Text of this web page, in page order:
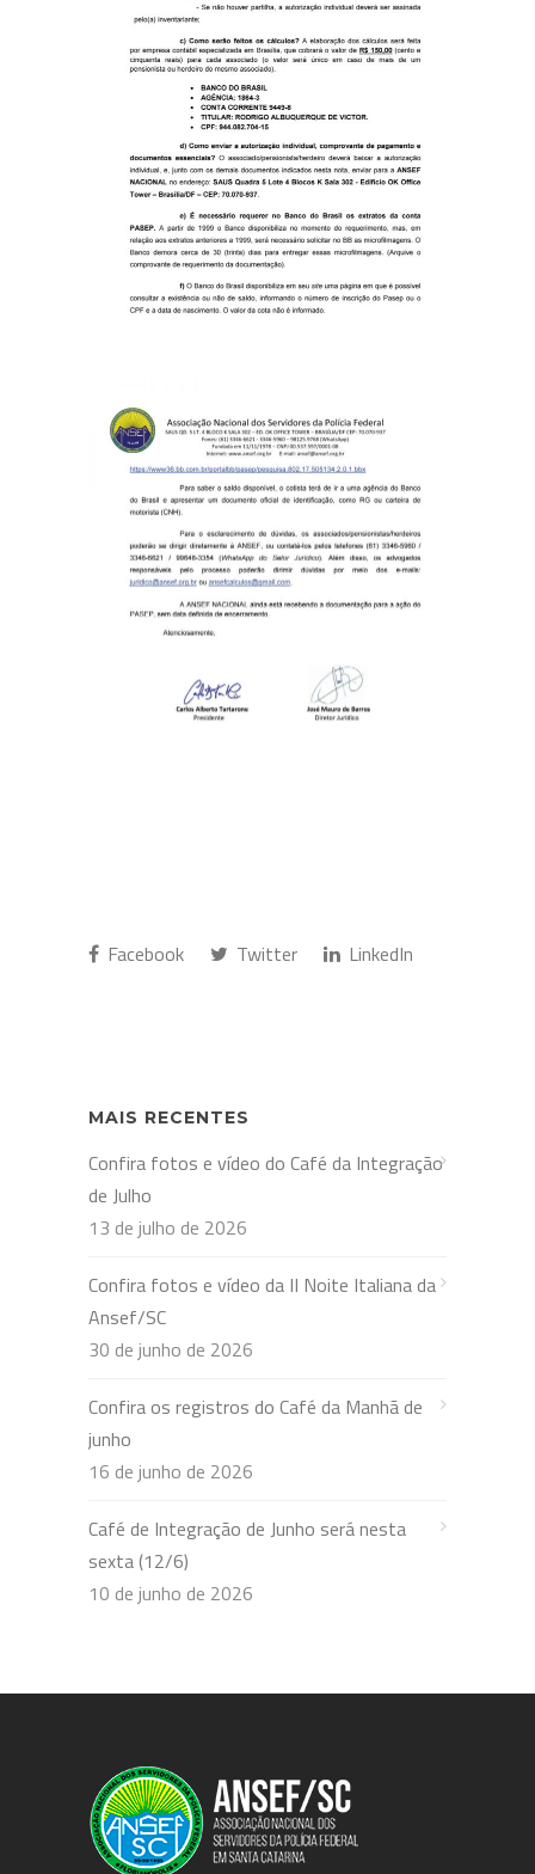
Facebook Twitter LinkedIn
MAIS RECENTES
Confira fotos e vídeo do Café da Integração
de Julho
13 de julho de 2026
Confira fotos e vídeo da II Noite Italiana da
Ansef/SC
30 de junho de 2026
Confira os registros do Café da Manhã de
junho
16 de junho de 2026
Café de Integração de Junho será nesta
sexta (12/6)
10 de junho de 2026